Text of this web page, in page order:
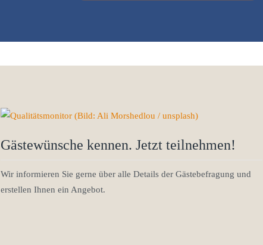
Gästewünsche kennen. Jetzt teilnehmen!
Wir informieren Sie gerne über alle Details der Gästebefragung und
erstellen Ihnen ein Angebot.